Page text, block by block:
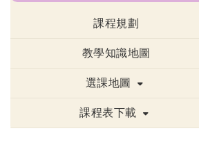
課程規劃
教學知識地圖
選課地圖
課程表下載